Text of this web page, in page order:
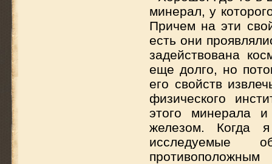
минерал, у
Причем на эти
есть они
задействована
еще долго, но
его свойств
физического
этого минерала
железом. Когда
исследуемые